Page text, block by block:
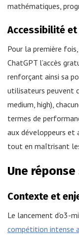
mathématiques,
Accessibilité
Pour la première
ChatGPT l’accès
renforçant ainsi sa
utilisateurs peuvent
medium, high),
termes de
aux développeurs et
tout en maîtrisant
Une
Contexte et
Le lancement d’o3-
compétition intense